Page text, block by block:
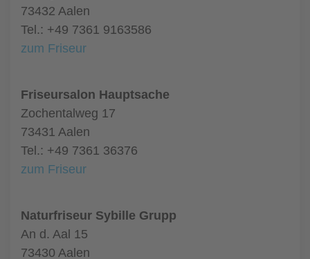
73432 Aalen
Tel.: +49 7361 9163586
zum Friseur
Friseursalon Hauptsache
Zochentalweg 17
73431 Aalen
Tel.: +49 7361 36376
zum Friseur
Naturfriseur Sybille Grupp
An d. Aal 15
73430 Aalen